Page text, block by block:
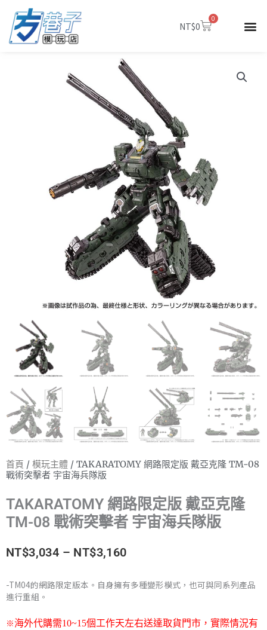
NT$0
0
購
首頁 / 模玩主體 / TAKARATOMY 網路限定版 戴亞克隆 TM-08
戰術突擊者 宇宙海兵隊版
TAKARATOMY 網路限定版 戴亞克隆
TM-08 戰術突擊者 宇宙海兵隊版
NT$3,034 – NT$3,160價
圍：
-TM04的網路限定版本。自身擁有多種變形模式，也可與同系列產品
進行重組。
※海外代購需10~15個工作天左右送達取貨門市， 實際情況有